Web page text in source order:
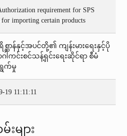
requirement for SPS
for importing certain products
ဆာန်နှင့်အပင်တို့၏ ကျန်းမားရေးနှင့်ပို
ဂါကင်းစင်သန့်ရှင်းရေးဆိုင်ရာ စီမံ
က်မှု
19 11:11:11
များ